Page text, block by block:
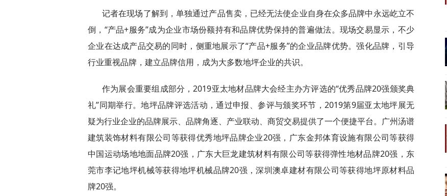
记者在现场了解到，单独通过产品售卖，已经无法使企业自身在众多品牌中永远屹立不
倒，“产品+服务”成为企业市场份额持有和品牌优势保持的普遍做法。现场交易显示，不少
企业在达成产品交易的同时，侧重地展示了“产品+服务”的企业品牌优势。强化品牌，引导
行业重视品牌，建立品牌信用，成为大多数地坪企业的共识。
作为展会重要组成部分，2019亚太地材品牌大会经主办方评选的“优秀品牌20强颁奖典
礼”同期举行。地坪品牌评选活动，通过申报、参评与颁奖环节，2019第9届亚太地坪展无
疑为行业企业的品牌展示、品牌角逐、产业联动、商贸交易提供了一个便捷平台。广州汤谱
建筑装饰材料有限公司等获得优秀地坪品牌企业20强，广东金邦体育设施有限公司等获得
中国运动场地地面品牌20强，广东大巨龙建筑材料有限公司等获得弹性地材品牌20强，东
莞市李记地坪机械等获得地坪机械品牌20强，深圳澳卓建材有限公司等获得地坪原材料品
牌20强。